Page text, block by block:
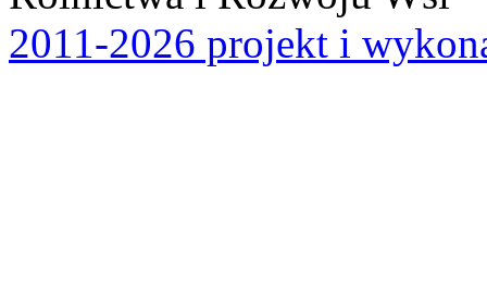
2011-2026 projekt i